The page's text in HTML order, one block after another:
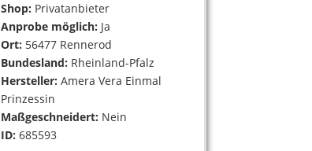
Shop: Privatanbieter
Anprobe möglich: Ja
Ort: 56477 Rennerod
Bundesland: Rheinland-Pfalz
Hersteller: Amera Vera Einmal
Prinzessin
Maßgeschneidert: Nein
ID: 685593